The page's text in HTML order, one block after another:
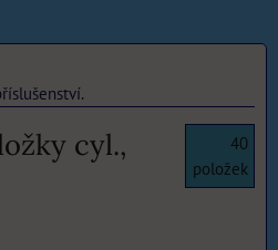
cyl.,
40
položek